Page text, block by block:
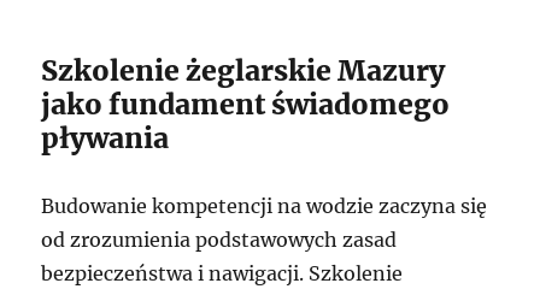
Szkolenie żeglarskie Mazury
jako fundament świadomego
pływania
Budowanie kompetencji na wodzie zaczyna się
od zrozumienia podstawowych zasad
bezpieczeństwa i nawigacji. Szkolenie